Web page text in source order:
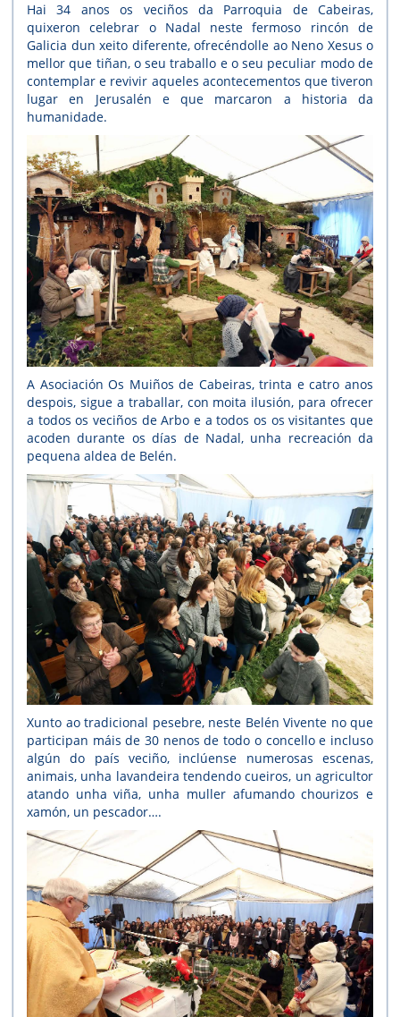
Hai 34 anos os veciños da Parroquia de Cabeiras,
quixeron celebrar o Nadal neste fermoso rincón de
Galicia dun xeito diferente, ofrecéndolle ao Neno Xesus o
mellor que tiñan, o seu traballo e o seu peculiar modo de
contemplar e revivir aqueles acontecementos que tiveron
lugar en Jerusalén e que marcaron a historia da
humanidade.
A Asociación Os Muiños de Cabeiras, trinta e catro anos
despois, sigue a traballar, con moita ilusión, para ofrecer
a todos os veciños de Arbo e a todos os os visitantes que
acoden durante os días de Nadal, unha recreación da
pequena aldea de Belén.
Xunto ao tradicional pesebre, neste Belén Vivente no que
participan máis de 30 nenos de todo o concello e incluso
algún do país veciño, inclúense numerosas escenas,
animais, unha lavandeira tendendo cueiros, un agricultor
atando unha viña, unha muller afumando chourizos e
xamón, un pescador….